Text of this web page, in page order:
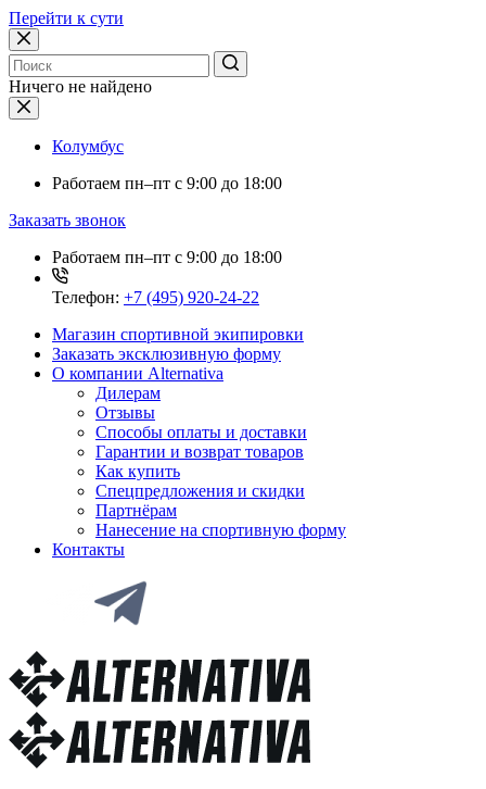
Перейти к сути
Ничего не найдено
Колумбус
Работаем пн–пт с 9:00 до 18:00
Заказать звонок
Работаем пн–пт с 9:00 до 18:00
Телефон: +7 (495) 920-24-22
Магазин спортивной экипировки
Заказать эксклюзивную форму
О компании Alternativa
Дилерам
Отзывы
Способы оплаты и доставки
Гарантии и возврат товаров
Как купить
Спецпредложения и скидки
Партнёрам
Нанесение на спортивную форму
Контакты